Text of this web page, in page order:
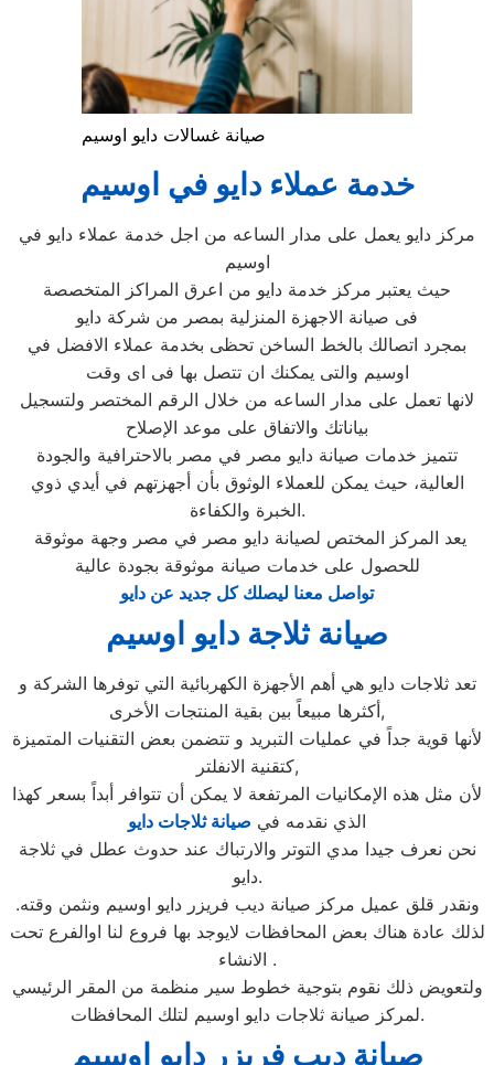
صيانة غسالات دايو اوسيم
خدمة عملاء دايو في اوسيم
مركز دايو يعمل على مدار الساعه من اجل خدمة عملاء دايو في
اوسيم
حيث يعتبر مركز خدمة دايو من اعرق المراكز المتخصصة
فى صيانة الاجهزة المنزلية بمصر من شركة دايو
بمجرد اتصالك بالخط الساخن تحظى بخدمة عملاء الافضل في
اوسيم والتى يمكنك ان تتصل بها فى اى وقت
لانها تعمل على مدار الساعه من خلال الرقم المختصر ولتسجيل
بياناتك والاتفاق على موعد الإصلاح
تتميز خدمات صيانة دايو مصر في مصر بالاحترافية والجودة
العالية، حيث يمكن للعملاء الوثوق بأن أجهزتهم في أيدي ذوي
الخبرة والكفاءة.
للحصول على خدمات صيانة موثوقة بجودة عالية
تواصل معنا ليصلك كل جديد عن دايو
صيانة ثلاجة دايو اوسيم
تعد ثلاجات دايو هي أهم الأجهزة الكهربائية التي توفرها الشركة و
أكثرها مبيعاً بين بقية المنتجات الأخرى,
لأنها قوية جداً في عمليات التبريد و تتضمن بعض التقنيات المتميزة
كتقنية الانفلتر,
لأن مثل هذه الإمكانيات المرتفعة لا يمكن أن تتوافر أبداً بسعر كهذا
الذي نقدمه في صيانة ثلاجات دايو
نحن نعرف جيدا مدي التوتر والارتباك عند حدوث عطل في ثلاجة
دايو.
ونقدر قلق عميل مركز صيانة ديب فريزر دايو اوسيم ونثمن وقته.
لذلك عادة هناك بعض المحافظات لايوجد بها فروع لنا اوالفرع تحت
الانشاء .
ولتعويض ذلك نقوم بتوجية خطوط سير منظمة من المقر الرئيسي
لمركز صيانة ثلاجات دايو اوسيم لتلك المحافظات.
صيانة ديب فريزر دايو اوسيم